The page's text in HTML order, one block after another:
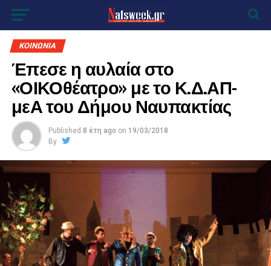
ΚΟΙΝΩΝΙΑ
Έπεσε η αυλαία στο
«ΟΙΚΟθέατρο» με το Κ.Δ.ΑΠ-
μεΑ του Δήμου Ναυπακτίας
Published 8 έτη ago on 19/03/2018
By